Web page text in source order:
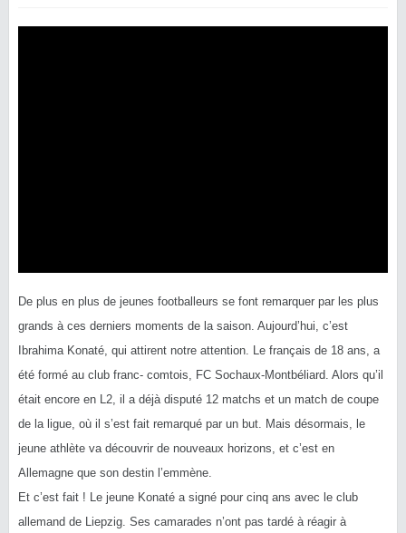
De plus en plus de jeunes footballeurs se font remarquer par les plus
grands à ces derniers moments de la saison. Aujourd’hui, c’est
Ibrahima Konaté, qui attirent notre attention. Le français de 18 ans, a
été formé au club franc- comtois, FC Sochaux-Montbéliard. Alors qu’il
était encore en L2, il a déjà disputé 12 matchs et un match de coupe
de la ligue, où il s’est fait remarqué par un but. Mais désormais, le
jeune athlète va découvrir de nouveaux horizons, et c’est en
Allemagne que son destin l’emmène.
Et c’est fait ! Le jeune Konaté a signé pour cinq ans avec le club
allemand de Liepzig. Ses camarades n’ont pas tardé à réagir à